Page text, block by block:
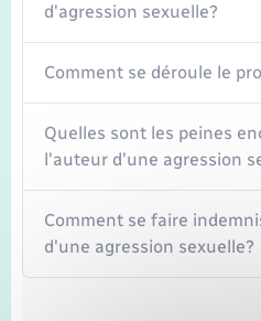
d'agression sexuelle?
Comment se déroule le
Quelles sont les peines
l'auteur d'une agression
Comment se faire
d'une agression sexuelle?